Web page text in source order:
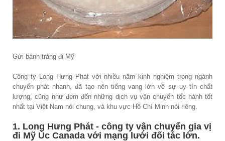
Gửi bánh tráng đi Mỹ
Công ty Long Hưng Phát với nhiều năm kinh nghiệm trong ngành
chuyển phát nhanh, đã tạo nên tiếng vang lớn về sự uy tín chất
lượng, cũng như đem đến những dịch vụ vận chuyển tốc hành tốt
nhất tại Việt Nam nói chung, và khu vực Hồ Chí Minh nói riêng.
1. Long Hưng Phát - công ty vận chuyển gia vị
đi Mỹ Úc Canada với mạng lưới đối tác lớn.